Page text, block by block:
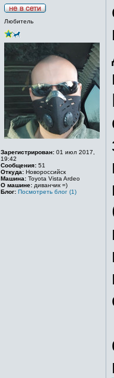
Любитель
Зарегистрирован: 01 июл 2017,
19:42
Сообщения: 51
Откуда: Новороссийск
Машина: Toyota Vista Ardeo
О машине: диванчик =)
Блог: Посмотреть блог (1)